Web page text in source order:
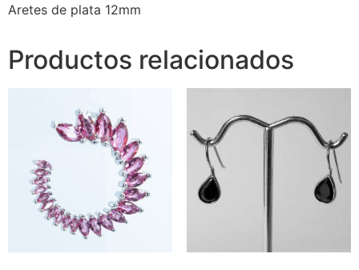
Aretes de plata 12mm
Productos relacionados